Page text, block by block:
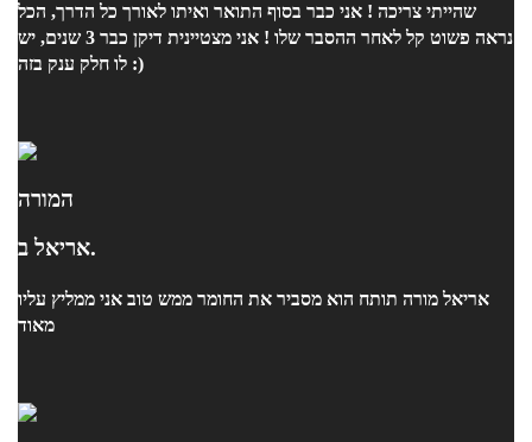
שהייתי צריכה ! אני כבר בסוף התואר ואיתו לאורך כל הדרך, הכל
נראה פשוט קל לאחר ההסבר שלו ! אני מצטיינית דיקן כבר 3 שנים, יש
לו חלק ענק בזה :)
המורה
אריאל ב.
אריאל מורה תותח הוא מסביר את החומר ממש טוב אני ממליץ עליו
מאוד